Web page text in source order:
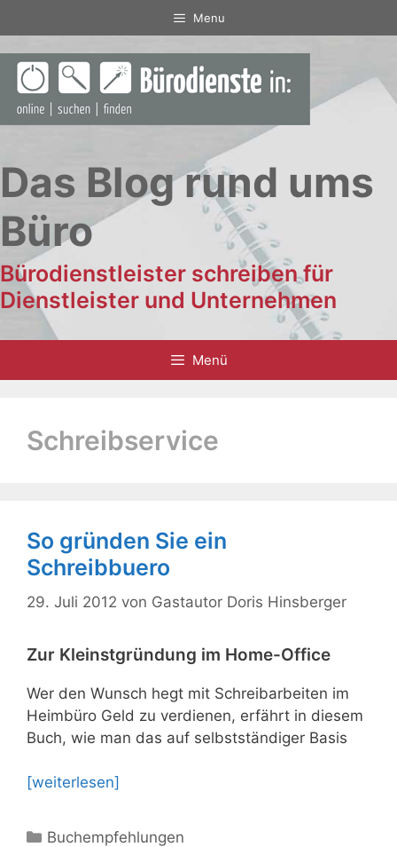
Inhalt
springen
Menu
Das Blog rund ums
Büro
Bürodienstleister schreiben für
Dienstleister und Unternehmen
Menü
Schreibservice
So gründen Sie ein
Schreibbuero
29. Juli 2012 von Gastautor Doris Hinsberger
Zur Kleinstgründung im Home-Office
Wer den Wunsch hegt mit Schreibarbeiten im
Heimbüro Geld zu verdienen, erfährt in diesem
Buch, wie man das auf selbstständiger Basis
[weiterlesen]
Kategorien
Buchempfehlungen